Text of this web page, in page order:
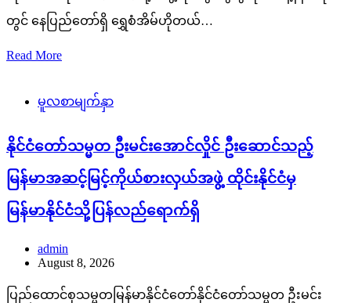
တွင် နေပြည်တော်ရှိ ရွှေစံအိမ်ဟိုတယ်…
Read More
မူလစာမျက်နှာ
နိုင်ငံတော်သမ္မတ ဦးမင်းအောင်လှိုင် ဦးဆောင်သည့်
မြန်မာအဆင့်မြင့်ကိုယ်စားလှယ်အဖွဲ့ ထိုင်းနိုင်ငံမှ
မြန်မာနိုင်ငံသို့ပြန်လည်ရောက်ရှိ
admin
August 8, 2026
ပြည်ထောင်စုသမ္မတမြန်မာနိုင်ငံတော်နိုင်ငံတော်သမ္မတ ဦးမင်း